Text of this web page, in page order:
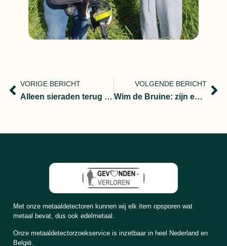
VORIGE BERICHT
Alleen sieraden terug vinden? Echt niet!
VOLGENDE BERICHT
Wim de Bruine: zijn endoscoop én een trouwring.
Met onze metaaldetectoren kunnen wij elk item opsporen wat
metaal bevat, dus ook edelmetaal.
Onze metaaldetectorzoekservice is inzetbaar in heel Nederland en
België.